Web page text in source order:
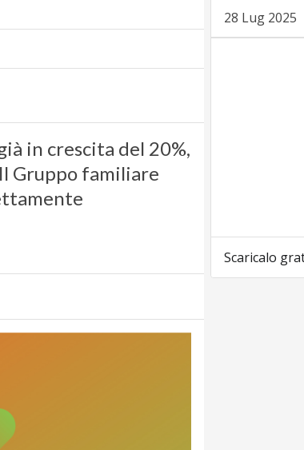
in crescita del 20%,
Gruppo familiare
28 Lug 2025
Scaricalo